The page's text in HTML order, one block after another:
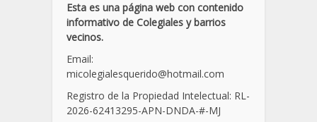
Esta es una página web con contenido
informativo de Colegiales y barrios
vecinos.
Email:
micolegialesquerido@hotmail.com
Registro de la Propiedad Intelectual: RL-
2026-62413295-APN-DNDA-#-MJ